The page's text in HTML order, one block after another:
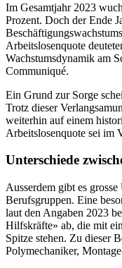
Im Gesamtjahr 2023
Prozent. Doch der Ende
Arbeitslosenquote
Wachstumsdynamik am
Communiqué.
Ein Grund zur Sorge
Trotz dieser
weiterhin auf einem
Arbeitslosenquote sei im
Unterschiede
Ausserdem gibt es
Berufsgruppen. Eine
laut den Angaben 2023
Hilfskräfte» ab, die mit
Spitze stehen. Zu dieser
Polymechaniker,